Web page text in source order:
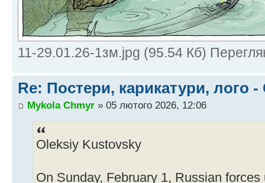
11-29.01.26-1зм.jpg (95.54 Кб)
Re: Постери, карикатури, лого
Mykola Chmyr » 05 лютого 2026, 12:06
Oleksiy Kustovsky
On Sunday, February 1, Russian